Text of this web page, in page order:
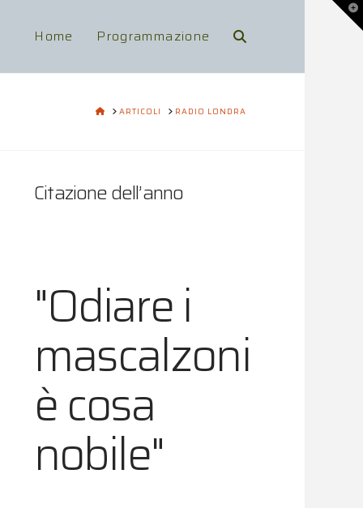
Home Programmazione
HOMEARTICOLI RADIO LONDRA
Citazione dell’anno
"Odiare i
mascalzoni
è cosa
nobile"